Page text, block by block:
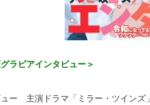
ラビアインタビュー＞
ー 主演ドラマ「ミラー・ツインズ」